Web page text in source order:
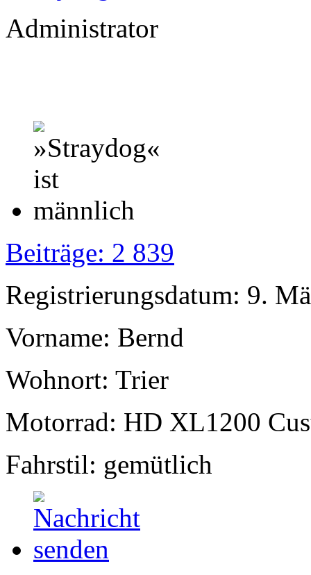
Administrator
Beiträge: 2 839
Registrierungsdatum: 9.
Vorname: Bernd
Wohnort: Trier
Motorrad: HD XL1200
Fahrstil: gemütlich